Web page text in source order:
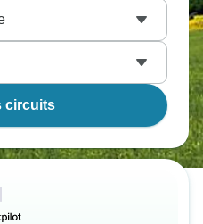
circuits